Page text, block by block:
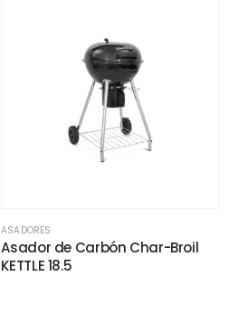
ASADORES
Asador de Carbón Char-Broil
KETTLE 18.5